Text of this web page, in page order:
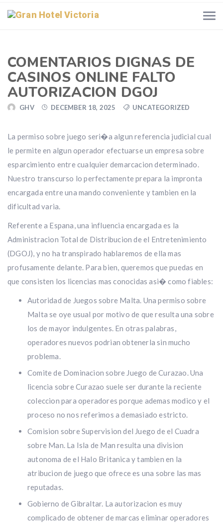
COMENTARIOS DIGNAS DE
CASINOS ONLINE FALTO
AUTORIZACION DGOJ
GHV DECEMBER 18, 2025 UNCATEGORIZED
La permiso sobre juego seri�a algun referencia judicial cual
le permite en algun operador efectuarse un empresa sobre
esparcimiento entre cualquier demarcacion determinado.
Nuestro transcurso lo perfectamente prepara la impronta
encargada entre una mando conveniente y tambien en la
dificultad varia.
Referente a Espana, una influencia encargada es la
Administracion Total de Distribucion de el Entretenimiento
(DGOJ), y no ha transpirado hablaremos de ella mas
profusamente delante. Para bien, queremos que puedas en
que consisten los licencias mas conocidas asi� como fiables:
Autoridad de Juegos sobre Malta. Una permiso sobre
Malta se oye usual por motivo de que resulta una sobre
los de mayor indulgentes. En otras palabras,
operadores nuevos podrian obtenerla sin mucho
problema.
Comite de Dominacion sobre Juego de Curazao. Una
licencia sobre Curazao suele ser durante la reciente
coleccion para operadores porque ademas modico y el
proceso no nos referimos a demasiado estricto.
Comision sobre Supervision del Juego de el Cuadra
sobre Man. La Isla de Man resulta una division
autonoma de el Halo Britanica y tambien en la
atribucion de juego que ofrece es una sobre las mas
reputadas.
Gobierno de Gibraltar. La autorizacion es muy
complicado de obtener de marcas eliminar operadores